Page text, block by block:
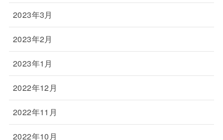
2023年3月
2023年2月
2023年1月
2022年12月
2022年11月
2022年10月